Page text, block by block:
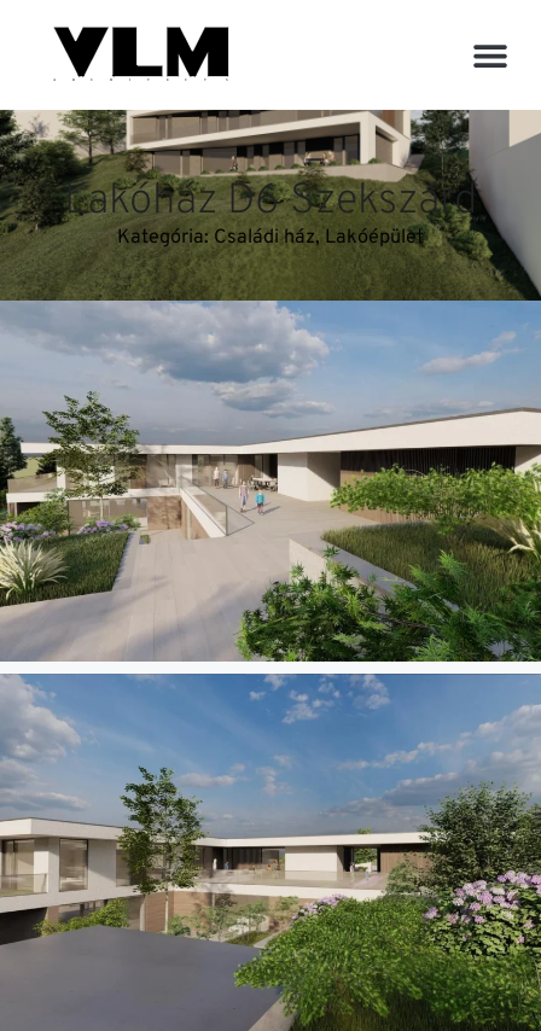
Lakóház D6 Szekszárd
Kategória: Családi ház, Lakóépület